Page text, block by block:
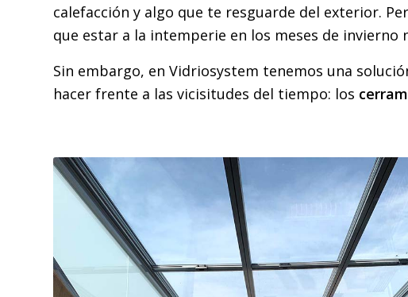
calefacción y algo que te resguarde del exterior.
que estar a la intemperie en los meses de
Sin embargo, en Vidriosystem tenemos una
hacer frente a las vicisitudes del tiempo: los